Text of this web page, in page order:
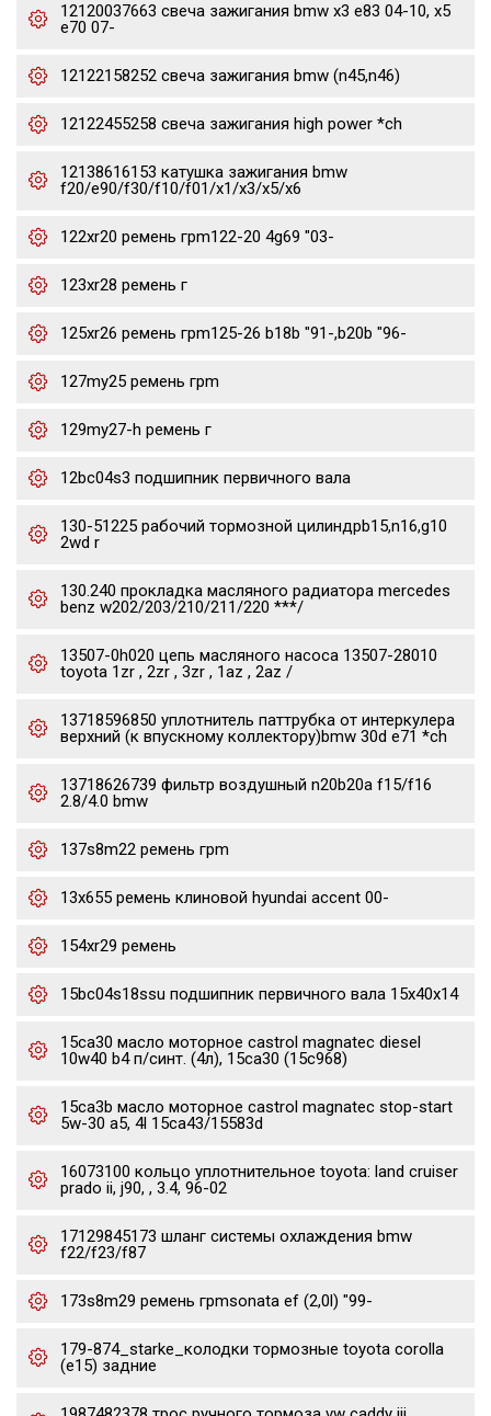
12120037663 свеча зажигания bmw x3 e83 04-10, x5
e70 07-
12122158252 свеча зажигания bmw (n45,n46)
12122455258 свеча зажигания high power *ch
12138616153 катушка зажигания bmw
f20/e90/f30/f10/f01/x1/x3/x5/x6
122xr20 ремень грm122-20 4g69 "03-
123xr28 ремень г
125xr26 ремень грm125-26 b18b "91-,b20b "96-
127my25 ремень грm
129my27-h ремень г
12bc04s3 подшипник первичного вала
130-51225 рабочий тормозной цилиндрb15,n16,g10
2wd r
130.240 прокладка масляного радиатора mercedes
benz w202/203/210/211/220 ***/
13507-0h020 цепь масляного насоса 13507-28010
toyota 1zr , 2zr , 3zr , 1az , 2az /
13718596850 уплотнитель паттрубка от интеркулера
верхний (к впускному коллектору)bmw 30d e71 *ch
13718626739 фильтр воздушный n20b20a f15/f16
2.8/4.0 bmw
137s8m22 ремень грm
13x655 ремень клиновой hyundai accent 00-
154xr29 ремень
15bc04s18ssu подшипник первичного вала 15x40x14
15ca30 масло моторное castrol magnatec diesel
10w40 b4 п/синт. (4л), 15ca30 (15c968)
15ca3b масло моторное castrol magnatec stop-start
5w-30 a5, 4l 15ca43/15583d
16073100 кольцо уплотнительное toyota: land cruiser
prado ii, j90, , 3.4, 96-02
17129845173 шланг системы охлаждения bmw
f22/f23/f87
173s8m29 ремень грmsonata ef (2,0l) "99-
179-874_starke_колодки тормозные toyota corolla
(e15) задние